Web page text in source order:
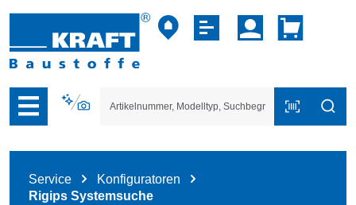
der B2B-Plattform springen
Service
Konfiguratoren
Rigips Systemsuche